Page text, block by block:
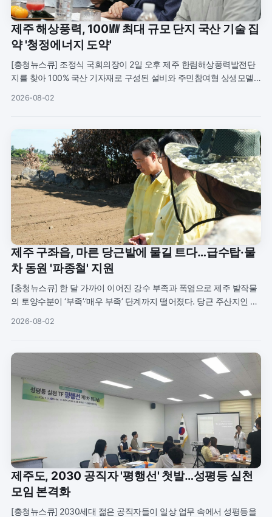
제주 해상풍력, 100㎿ 최대 규모 단지 국산 기술 집
약 '청정에너지 도약'
[충청뉴스큐] 조정식 국회의장이 2일 오후 제주 한림해상풍력발전단
지를 찾아 100% 국산 기자재로 구성된 설비와 주민참여형 상생모델
2026-08-02
제주 구좌읍, 마른 당근밭에 물길 트다…급수탑·물
차 동원 '파종철' 지원
[충청뉴스큐] 한 달 가까이 이어진 강수 부족과 폭염으로 제주 밭작물
의 토양수분이 ‘부족’·‘매우 부족’ 단계까지 떨어졌다. 당근 주산지인 제
2026-08-02
제주도, 2030 공직자 '평행선' 첫발…성평등 실천
모임 본격화
[충청뉴스큐] 2030세대 젊은 공직자들이 일상 업무 속에서 성평등을